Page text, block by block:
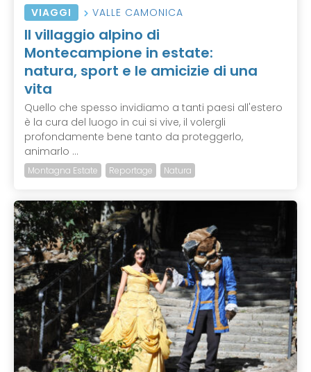
VIAGGI VALLE CAMONICA
Il villaggio alpino di
Montecampione in estate:
natura, sport e le amicizie di una
vita
Quello che spesso invidiamo a tanti paesi all'estero
è la cura del luogo in cui si vive, il volergli
profondamente bene tanto da proteggerlo,
animarlo ...
Montagna Estate Reportage Natura